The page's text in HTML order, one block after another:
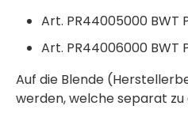
Art. PR44005000 BWT
Art. PR44006000 BWT
Auf die Blende
werden, welche separat zu